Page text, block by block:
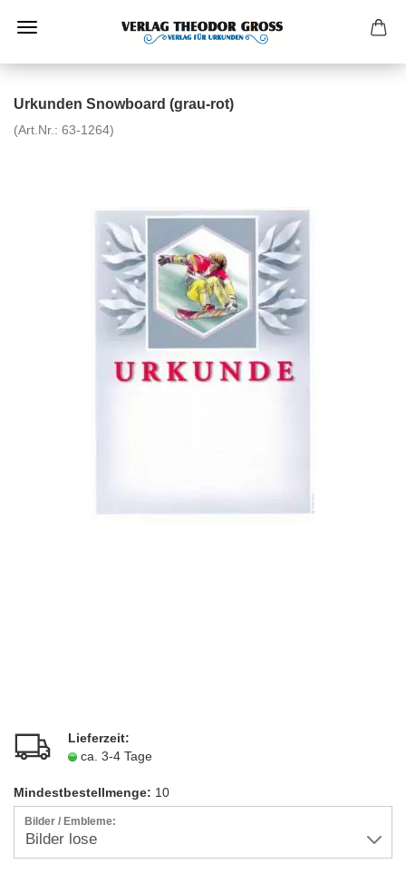
Urkunden Snowboard (grau-rot)
(Art.Nr.: 63-1264)
Lieferzeit:
ca. 3-4 Tage
Mindestbestellmenge: 10
Bilder / Embleme: